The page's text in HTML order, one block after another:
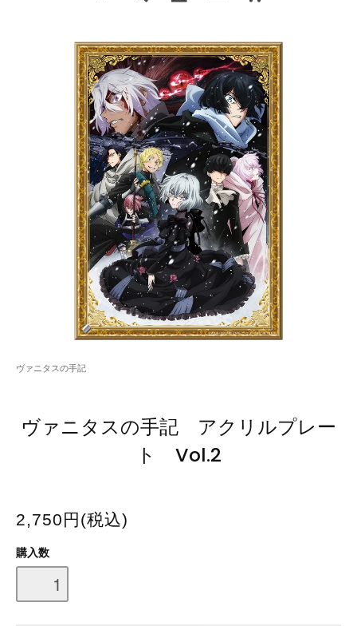
ヴァニタスの手記
ヴァニタスの手記 アクリルプレー
ト Vol.2
2,750円(税込)
購入数